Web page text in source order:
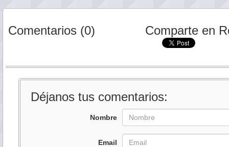
Comentarios (0) Comparte en
Déjanos tus comentarios:
Nombre
Email